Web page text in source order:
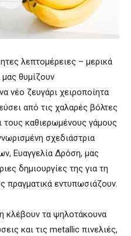
λεπτομέρειες – μερικά
θυμίζουν
νέο ζευγάρι χειροποίητα
από τις χαλαρές βόλτες
τους καθιερωμένους γάμους
σχεδιάστρια
Ευαγγελία Δρόση, μας
δημιουργίες της για τη
πραγματικά εντυπωσιάζουν.
κλέβουν τα ψηλοτάκουνα
και τις metallic πινελιές,